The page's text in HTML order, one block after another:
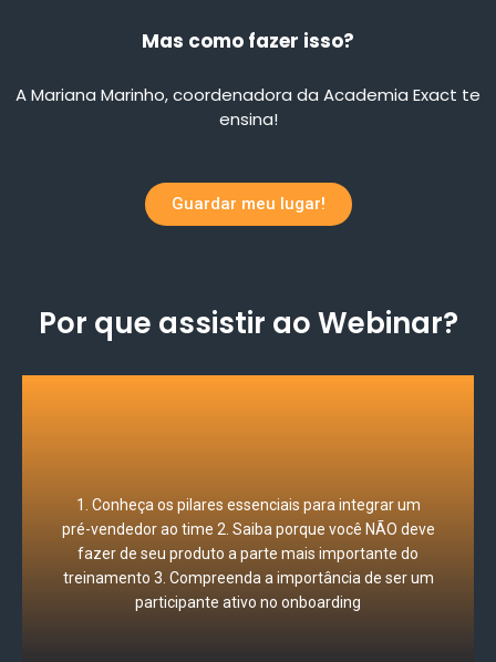
Mas como fazer isso?
A Mariana Marinho, coordenadora da Academia Exact te
ensina!
Guardar meu lugar!
Por que assistir ao Webinar?
1. Conheça os pilares essenciais para integrar um
pré-vendedor ao time 2. Saiba porque você NÃO deve
fazer de seu produto a parte mais importante do
treinamento 3. Compreenda a importância de ser um
participante ativo no onboarding
Aprenda como receber o pré-vendedor